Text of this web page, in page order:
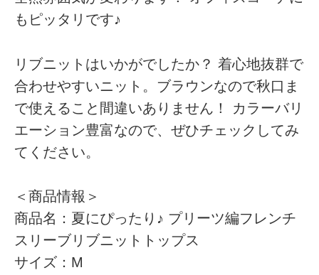
もピッタリです♪
リブニットはいかがでしたか？ 着心地抜群で
合わせやすいニット。ブラウンなので秋口ま
で使えること間違いありません！ カラーバリ
エーション豊富なので、ぜひチェックしてみ
てください。
＜商品情報＞
商品名：夏にぴったり♪ プリーツ編フレンチ
スリーブリブニットトップス
サイズ：M